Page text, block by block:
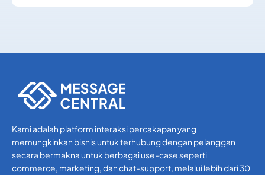
Kami adalah platform interaksi percakapan yang
memungkinkan bisnis untuk terhubung dengan pelanggan
secara bermakna untuk berbagai use-case seperti
commerce, marketing, dan chat-support, melalui lebih dari 30